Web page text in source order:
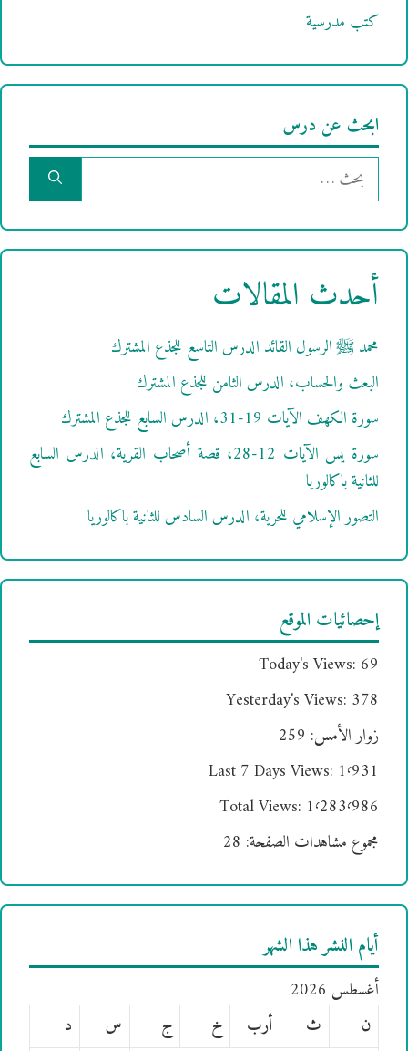
كتب مدرسية
ابحث عن درس
البحث
عن:
أحدث المقالات
محمد ﷺ الرسول القائد الدرس التاسع للجذع المشترك
البعث والحساب، الدرس الثامن للجذع المشترك
سورة الكهف الآيات 19-31، الدرس السابع للجذع المشترك
سورة يس الآيات 12-28، قصة أصحاب القرية، الدرس السابع
للثانية باكالوريا
التصور الإسلامي للحرية، الدرس السادس للثانية باكالوريا
إحصائيات الموقع
Today's Views: 69
Yesterday's Views: 378
زوار الأمس: 259
Last 7 Days Views: 1٬931
Total Views: 1٬283٬986
مجموع مشاهدات الصفحة: 28
أيام النشر هذا الشهر
أغسطس 2026
ن
ث أرب خ ج س
د